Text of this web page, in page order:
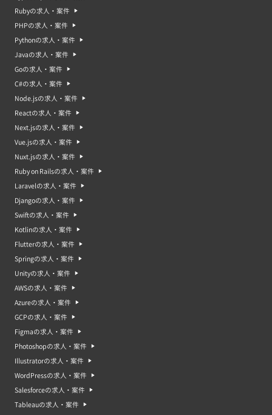
Rubyの求人・案件
PHPの求人・案件
Pythonの求人・案件
Javaの求人・案件
Goの求人・案件
C#の求人・案件
Node.jsの求人・案件
Reactの求人・案件
Next.jsの求人・案件
Vue.jsの求人・案件
Nuxt.jsの求人・案件
Ruby on Railsの求人・案件
Laravelの求人・案件
Djangoの求人・案件
Swiftの求人・案件
Kotlinの求人・案件
Flutterの求人・案件
Springの求人・案件
Unityの求人・案件
AWSの求人・案件
Azureの求人・案件
GCPの求人・案件
Figmaの求人・案件
Photoshopの求人・案件
Illustratorの求人・案件
WordPressの求人・案件
Salesforceの求人・案件
Tableauの求人・案件